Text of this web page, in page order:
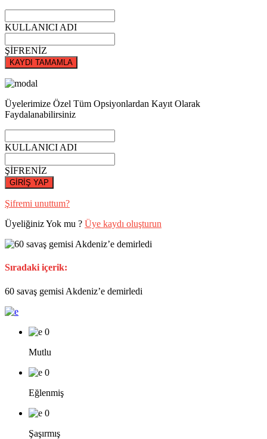
KULLANICI ADI
ŞİFRENİZ
KAYDI TAMAMLA
Üyelerimize Özel Tüm Opsiyonlardan Kayıt Olarak
Faydalanabilirsiniz
KULLANICI ADI
ŞİFRENİZ
GİRİŞ YAP
Şifremi unuttum?
Üyeliğiniz Yok mu ? Üye kaydı oluşturun
Sıradaki içerik:
60 savaş gemisi Akdeniz’e demirledi
0
Mutlu
0
Eğlenmiş
0
Şaşırmış